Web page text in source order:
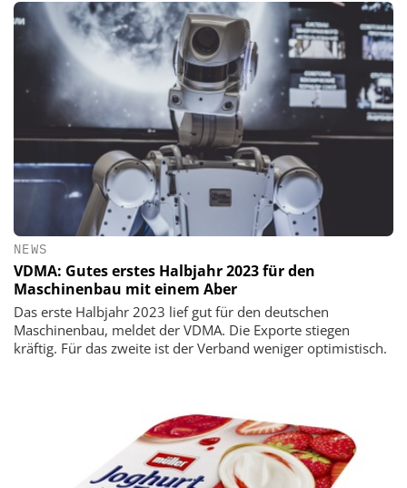
NEWS
VDMA: Gutes erstes Halbjahr 2023 für den
Maschinenbau mit einem Aber
Das erste Halbjahr 2023 lief gut für den deutschen
Maschinenbau, meldet der VDMA. Die Exporte stiegen
kräftig. Für das zweite ist der Verband weniger optimistisch.